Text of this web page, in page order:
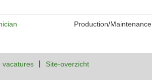
Production/Maintenance
vacatures Site-overzicht